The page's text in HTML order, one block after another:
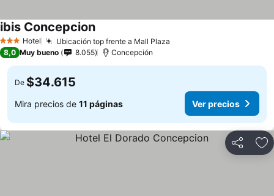
3 Estrellas
Hotel Ubicación top frente a Mall Plaza
ibis ConcepcionVer precios
8,0 Muy bueno 8.055 Concepción
De $34.615
Mira precios de 11 páginas Ver precios
Compartir